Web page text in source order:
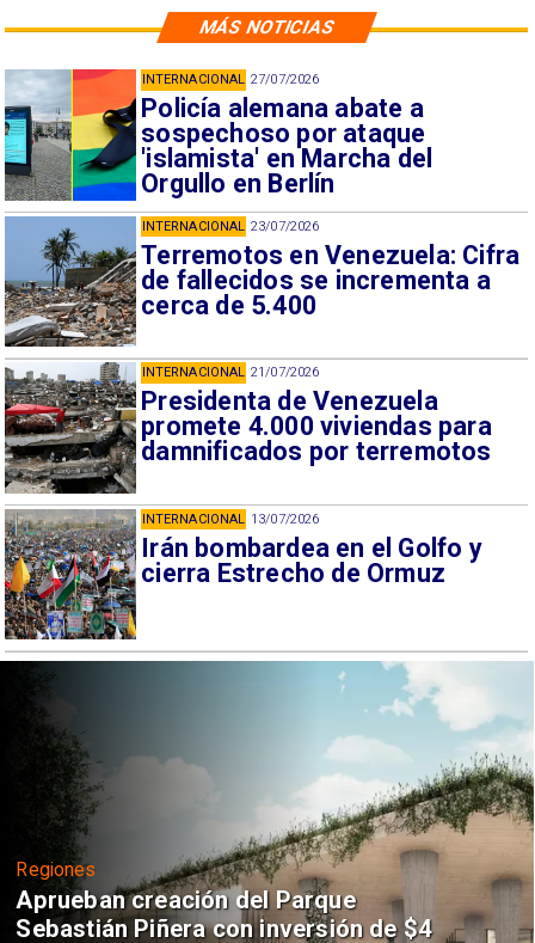
MÁS NOTICIAS
27/07/2026
Policía alemana abate a
sospechoso por ataque
'islamista' en Marcha del
Orgullo en Berlín
INTERNACIONAL
23/07/2026
Terremotos en Venezuela: Cifra
de fallecidos se incrementa a
cerca de 5.400
INTERNACIONAL
21/07/2026
Presidenta de Venezuela
promete 4.000 viviendas para
damnificados por terremotos
INTERNACIONAL
13/07/2026
Irán bombardea en el Golfo y
cierra Estrecho de Ormuz
INTERNACIONAL
Regiones
Aprueban creación del Parque
Sebastián Piñera con inversión de $4